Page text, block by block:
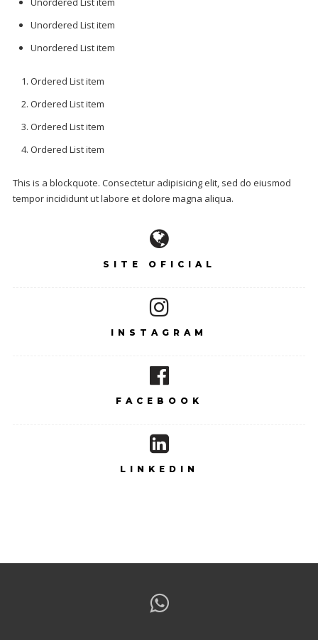
Unordered List item
Unordered List item
Ordered List item
Ordered List item
Ordered List item
Ordered List item
This is a blockquote. Consectetur adipisicing elit, sed do eiusmod
tempor incididunt ut labore et dolore magna aliqua.
SITE OFICIAL
INSTAGRAM
FACEBOOK
LINKEDIN